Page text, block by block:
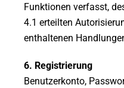
Funktionen verfasst,
4.1 erteilten
enthaltenen
6. Registrierung
Benutzerkonto,